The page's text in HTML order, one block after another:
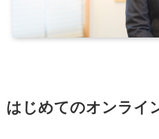
はじめてのオンライ